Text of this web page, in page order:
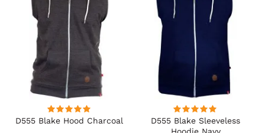
D555 Blake Hood Charcoal
D555 Blake Sleeveless